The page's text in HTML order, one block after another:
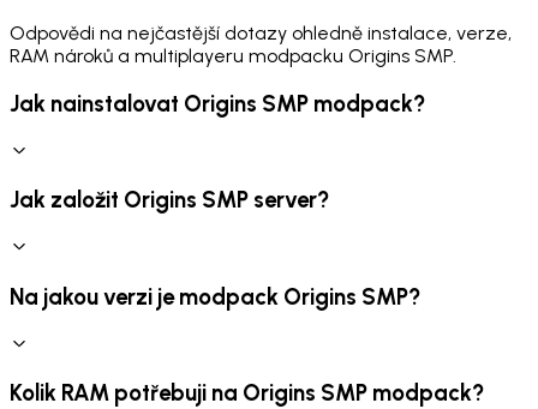
Odpovědi na nejčastější dotazy ohledně instalace, verze,
RAM nároků a multiplayeru modpacku Origins SMP.
Jak nainstalovat Origins SMP modpack?
Jak založit Origins SMP server?
Na jakou verzi je modpack Origins SMP?
Kolik RAM potřebuji na Origins SMP modpack?